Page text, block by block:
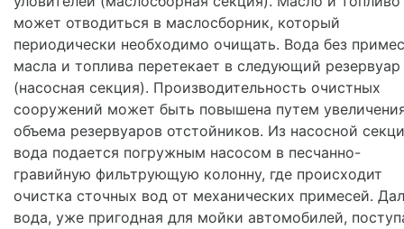
может отводиться в маслосборник, который
периодически необходимо очищать. Вода без
масла и топлива перетекает в следующий резервуар
(насосная секция). Производительность очистных
сооружений может быть повышена путем
объема резервуаров отстойников. Из насосной
вода подается погружным насосом в песчанно-
гравийную фильтрующую колонну, где происходит
очистка сточных вод от механических примесей.
вода, уже пригодная для мойки автомобилей,